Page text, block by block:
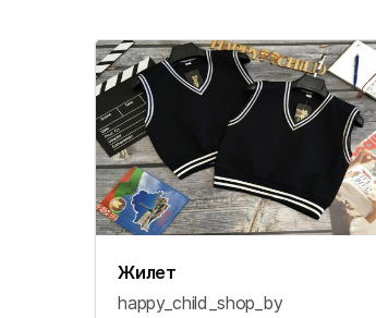
Жилет
happy_child_shop_by